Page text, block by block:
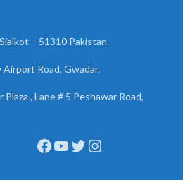
– 51310 Pakistan.
Airport Road, Gwadar.
, Lane # 5 Peshawar Road,
Facebook
YouTube
Twitter
Instagram